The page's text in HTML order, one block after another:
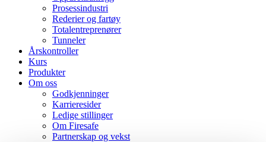
Prosessindustri
Rederier og fartøy
Totalentreprenører
Tunneler
Årskontroller
Kurs
Produkter
Om oss
Godkjenninger
Karrieresider
Ledige stillinger
Om Firesafe
Partnerskap og vekst